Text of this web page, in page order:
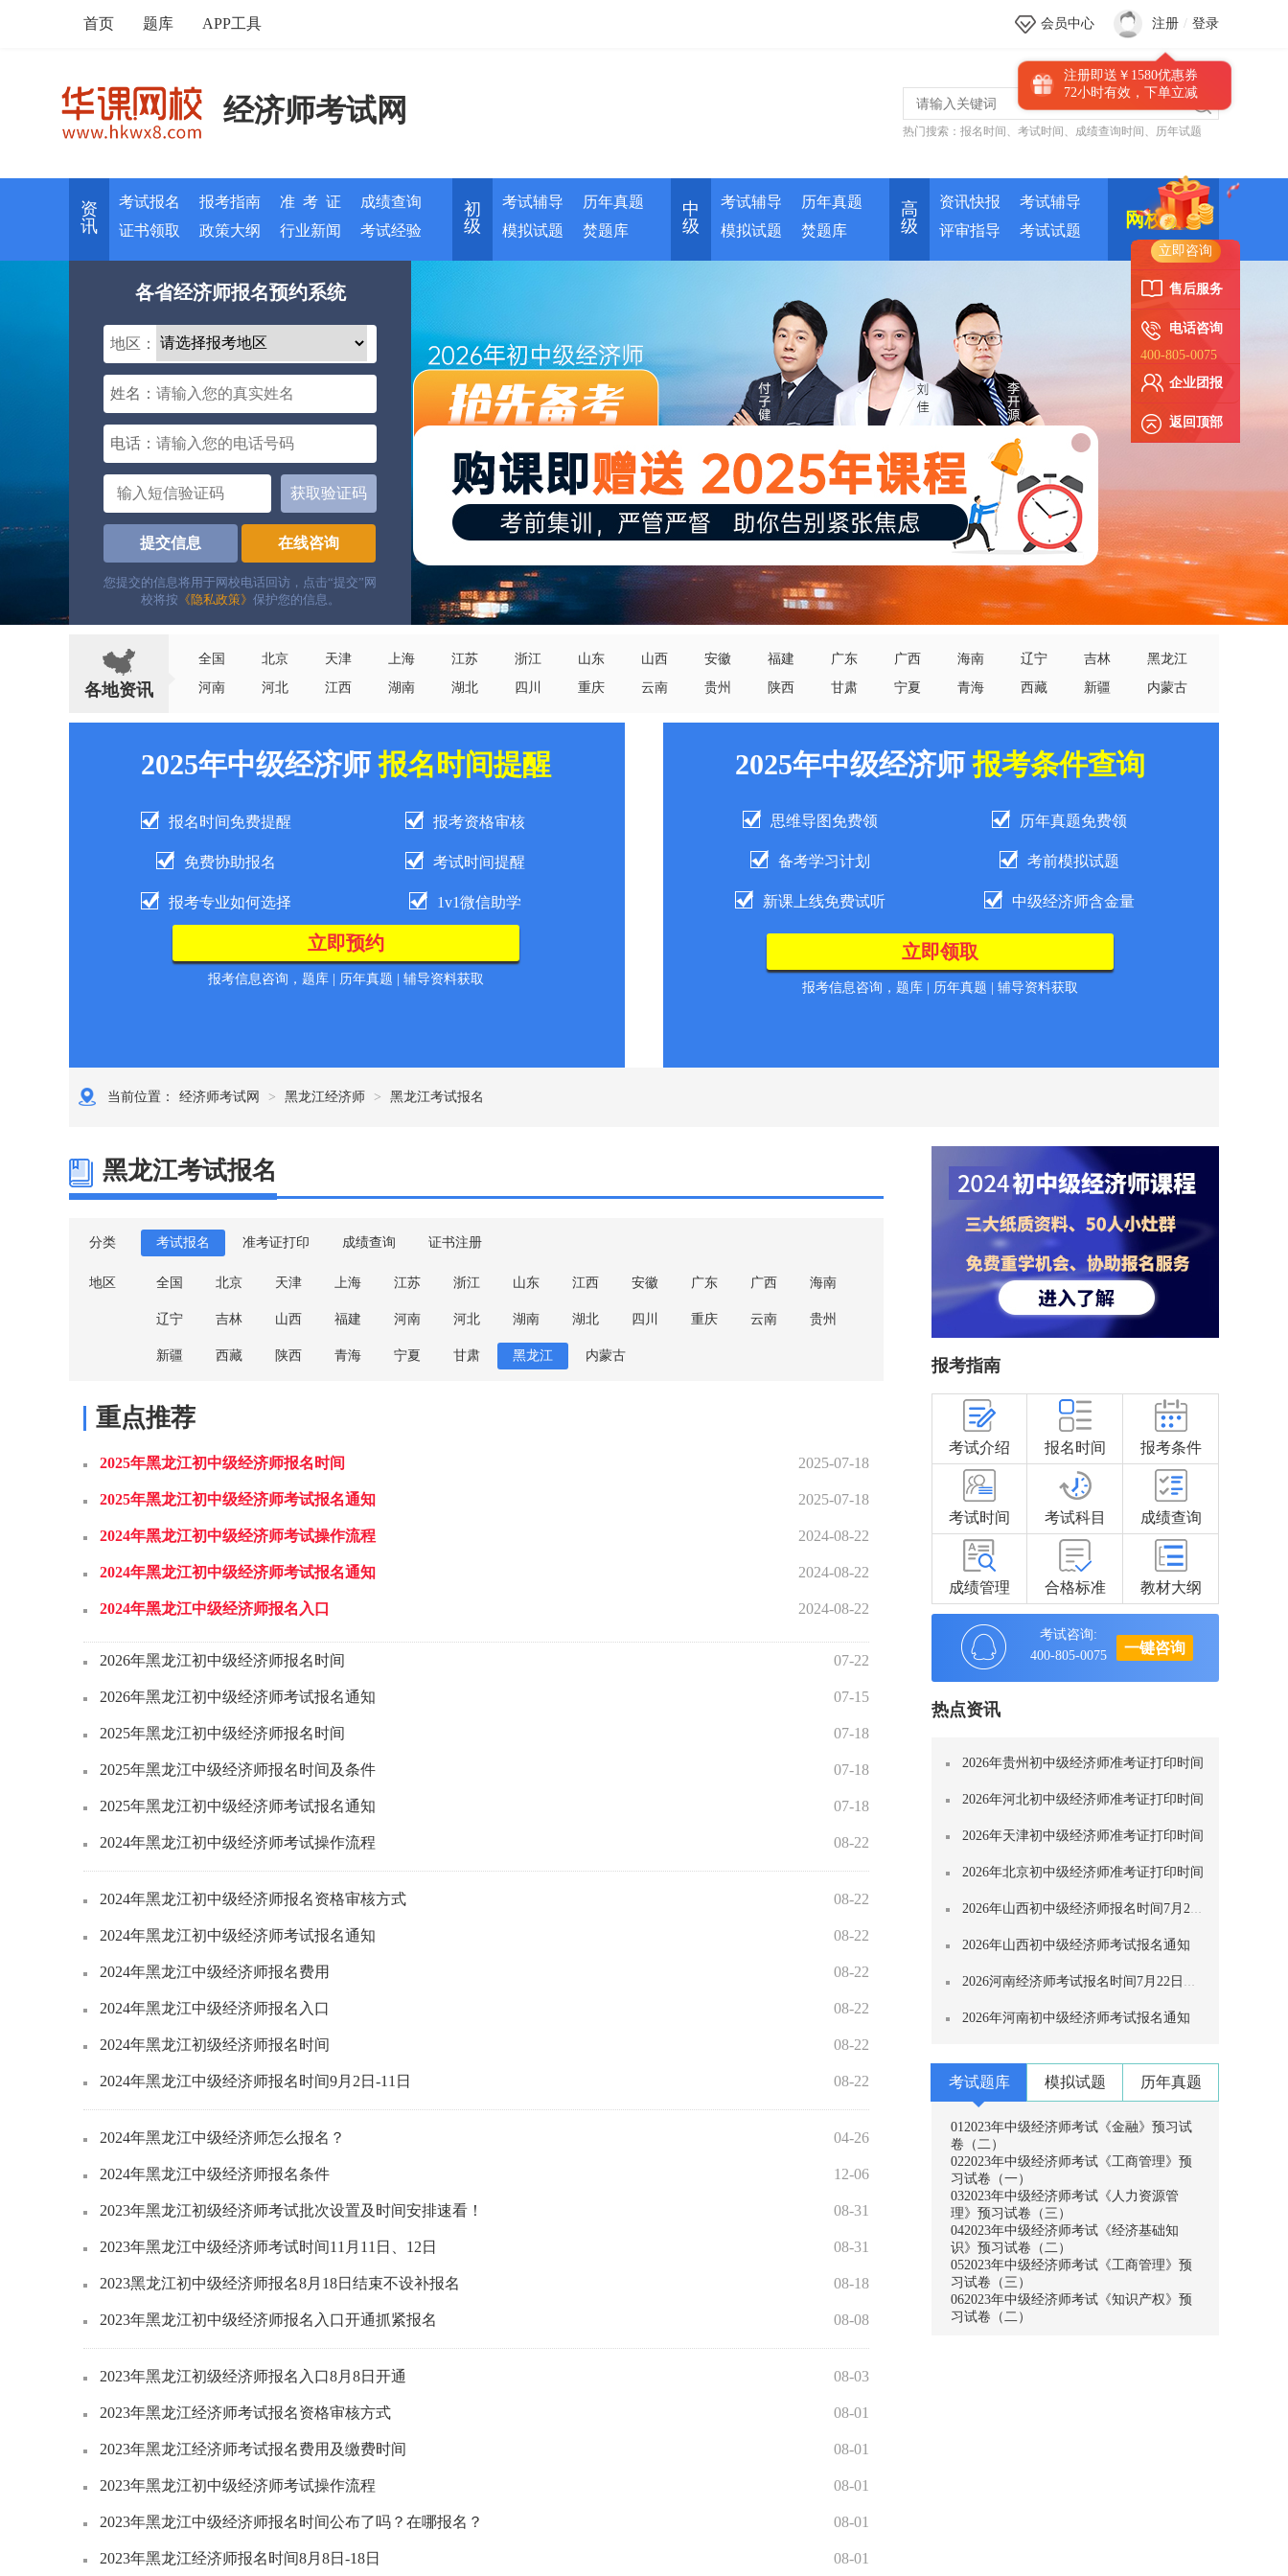
立即咨询
售后服务
电话咨询
400-805-0075
企业团报
返回顶部
首页 题库 APP工具 会员中心 注册 / 登录
注册即送￥1580优惠券
72小时有效，下单立减
经济师考试网
热门搜索： 报名时间 、 考试时间 、 成绩查询时间 、 历年试题
资
讯
考试报名 报考指南 准 考 证
成绩查询
证书领取
政策大纲 行业新闻 考试经验
初
级
考试辅导
历年真题
模拟试题
焚题库
中
级
考试辅导
历年真题
模拟试题
焚题库
高
级
资讯快报
考试辅导
评审指导
考试试题
网校培训
各省经济师报名预约系统
地区：
姓名：
电话：
获取验证码
提交信息 在线咨询
您提交的信息将用于网校电话回访，点击“提交”网
校将按 《隐私政策》 保护您的信息。
各地资讯
全国 北京 天津 上海 江苏 浙江 山东 山西 安徽 福建 广东 广西 海南 辽宁 吉林
黑龙江
河南
河北 江西 湖南 湖北 四川 重庆 云南 贵州 陕西 甘肃 宁夏 青海 西藏 新疆 内蒙古
2025年中级经济师报名时间提醒
报名时间免费提醒 报考资格审核
免费协助报名 考试时间提醒
报考专业如何选择 1v1微信助学
报考信息咨询，题库 | 历年真题 | 辅导资料获取
2025年中级经济师报考条件查询
思维导图免费领 历年真题免费领
备考学习计划 考前模拟试题
新课上线免费试听 中级经济师含金量
报考信息咨询，题库 | 历年真题 | 辅导资料获取
当前位置： 经济师考试网 > 黑龙江经济师 > 黑龙江考试报名
黑龙江考试报名
分类 考试报名 准考证打印 成绩查询 证书注册
地区 全国 北京 天津 上海 江苏 浙江 山东 江西 安徽 广东 广西 海南
辽宁 吉林 山西 福建 河南 河北 湖南 湖北 四川 重庆 云南 贵州
新疆 西藏 陕西 青海 宁夏 甘肃 黑龙江 内蒙古
重点推荐
2025年黑龙江初中级经济师报名时间 2025-07-18
2025年黑龙江初中级经济师考试报名通知 2025-07-18
2024年黑龙江初中级经济师考试操作流程 2024-08-22
2024年黑龙江初中级经济师考试报名通知 2024-08-22
2024年黑龙江中级经济师报名入口 2024-08-22
2026年黑龙江初中级经济师报名时间 07-22
2026年黑龙江初中级经济师考试报名通知 07-15
2025年黑龙江初中级经济师报名时间 07-18
2025年黑龙江中级经济师报名时间及条件 07-18
2025年黑龙江初中级经济师考试报名通知 07-18
2024年黑龙江初中级经济师考试操作流程 08-22
2024年黑龙江初中级经济师报名资格审核方式 08-22
2024年黑龙江初中级经济师考试报名通知 08-22
2024年黑龙江中级经济师报名费用 08-22
2024年黑龙江中级经济师报名入口 08-22
2024年黑龙江初级经济师报名时间 08-22
2024年黑龙江中级经济师报名时间9月2日-11日 08-22
2024年黑龙江中级经济师怎么报名？ 04-26
2024年黑龙江中级经济师报名条件 12-06
2023年黑龙江初级经济师考试批次设置及时间安排速看！ 08-31
2023年黑龙江中级经济师考试时间11月11日、12日 08-31
2023黑龙江初中级经济师报名8月18日结束不设补报名 08-18
2023年黑龙江初中级经济师报名入口开通抓紧报名 08-08
2023年黑龙江初级经济师报名入口8月8日开通 08-03
2023年黑龙江经济师考试报名资格审核方式 08-01
2023年黑龙江经济师考试报名费用及缴费时间 08-01
2023年黑龙江初中级经济师考试操作流程 08-01
2023年黑龙江中级经济师报名时间公布了吗？在哪报名？ 08-01
2023年黑龙江经济师报名时间8月8日-18日 08-01
报考指南
考试介绍 报名时间 报考条件
考试时间 考试科目 成绩查询
成绩管理 合格标准 教材大纲
考试咨询:
400-805-0075
一键咨询
热点资讯
2026年贵州初中级经济师准考证打印时间
2026年河北初中级经济师准考证打印时间
2026年天津初中级经济师准考证打印时间
2026年北京初中级经济师准考证打印时间
2026年山西初中级经济师报名时间7月29日至
2026年山西初中级经济师考试报名通知
2026河南经济师考试报名时间7月22日至8月
2026年河南初中级经济师考试报名通知
考试题库 模拟试题 历年真题
012023年中级经济师考试《金融》预习试
卷（二）
022023年中级经济师考试《工商管理》预
习试卷（一）
032023年中级经济师考试《人力资源管
理》预习试卷（三）
042023年中级经济师考试《经济基础知
识》预习试卷（二）
052023年中级经济师考试《工商管理》预
习试卷（三）
062023年中级经济师考试《知识产权》预
习试卷（二）